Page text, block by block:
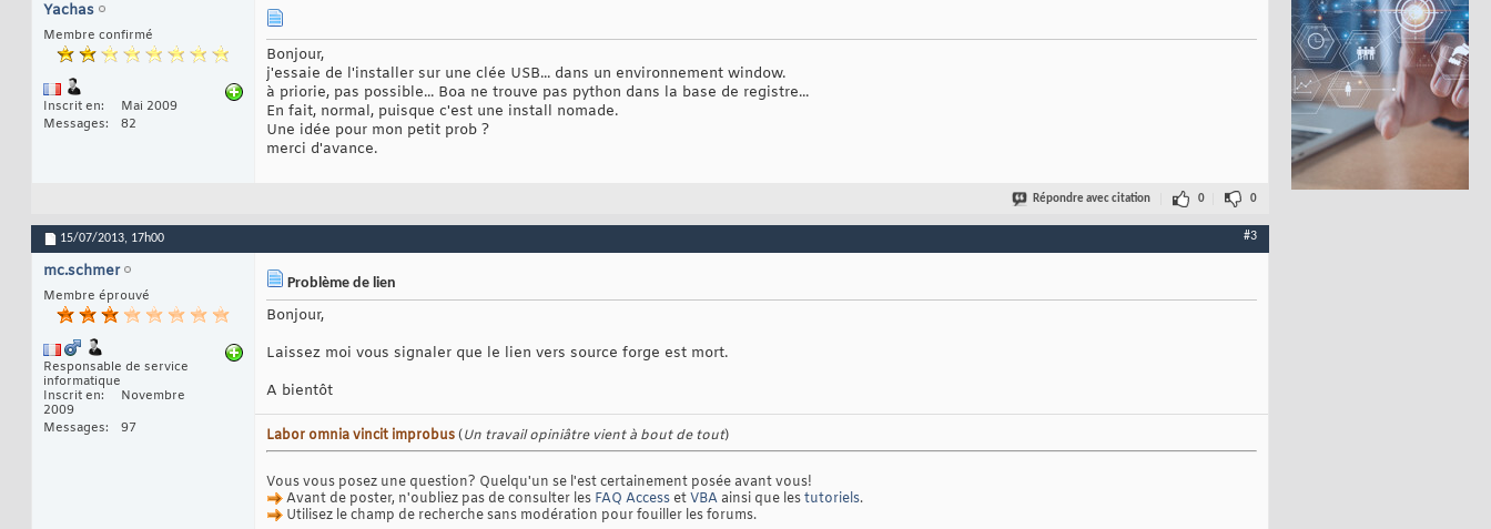
Yachas
Membre confirmé
Inscrit en
Mai 2009
Messages
82
Bonjour,
j'essaie de l'installer sur une clée USB... dans un environnement window.
à priorie, pas possible... Boa ne trouve pas python dans la base de registre...
En fait, normal, puisque c'est une install nomade.
Une idée pour mon petit prob ?
merci d'avance.
Répondre avec citation 0 0
15/07/2013, 17h00 #3
mc.schmer
Membre éprouvé
Responsable de service
informatique
Inscrit en
Novembre
2009
Messages
97
Problème de lien
Bonjour,
Laissez moi vous signaler que le lien vers source forge est mort.
A bientôt
Labor omnia vincit improbus(Un travail opiniâtre vient à bout de tout)
Vous vous posez une question? Quelqu'un se l'est certainement posée avant vous!
Avant de poster, n'oubliez pas de consulter les FAQ AccessetVBAainsi que lestutoriels.
Utilisez le champ de recherche sans modération pour fouiller les forums.